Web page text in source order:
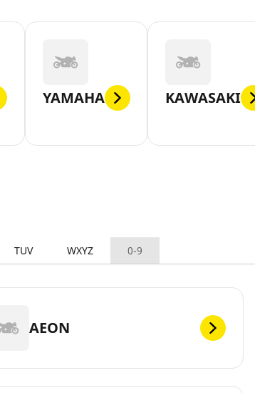
YAMAHA KAWASAKI
TUV WXYZ 0-9
AEON